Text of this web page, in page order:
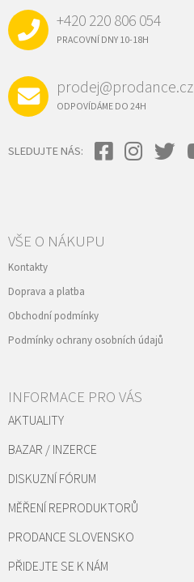
+420 220 806 054
PRACOVNÍ DNY 10-18H
prodej@prodance.cz
ODPOVÍDÁME DO 24H
SLEDUJTE NÁS:
VŠE O NÁKUPU
Kontakty
Doprava a platba
Obchodní podmínky
Podmínky ochrany osobních údajů
INFORMACE PRO VÁS
AKTUALITY
BAZAR / INZERCE
DISKUZNÍ FÓRUM
MĚŘENÍ REPRODUKTORŮ
PRODANCE SLOVENSKO
PŘIDEJTE SE K NÁM